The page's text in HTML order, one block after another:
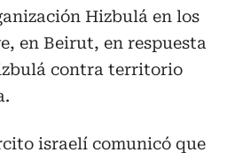
Hizbulá en los
en Beirut, en respuesta
contra territorio
israelí comunicó que